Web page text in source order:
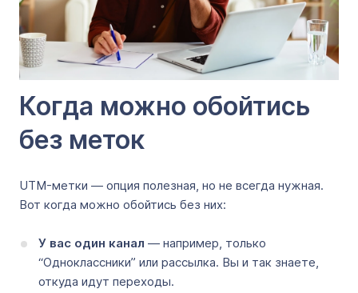
Когда можно обойтись
без меток
UTM-метки — опция полезная, но не всегда нужная.
Вот когда можно обойтись без них:
У вас один канал — например, только
“Одноклассники” или рассылка. Вы и так знаете,
откуда идут переходы.